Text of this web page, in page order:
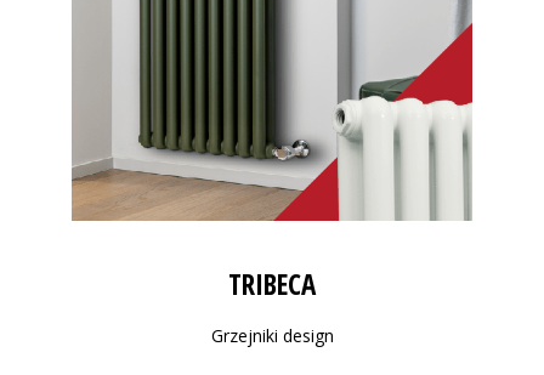
TRIBECA
Grzejniki design